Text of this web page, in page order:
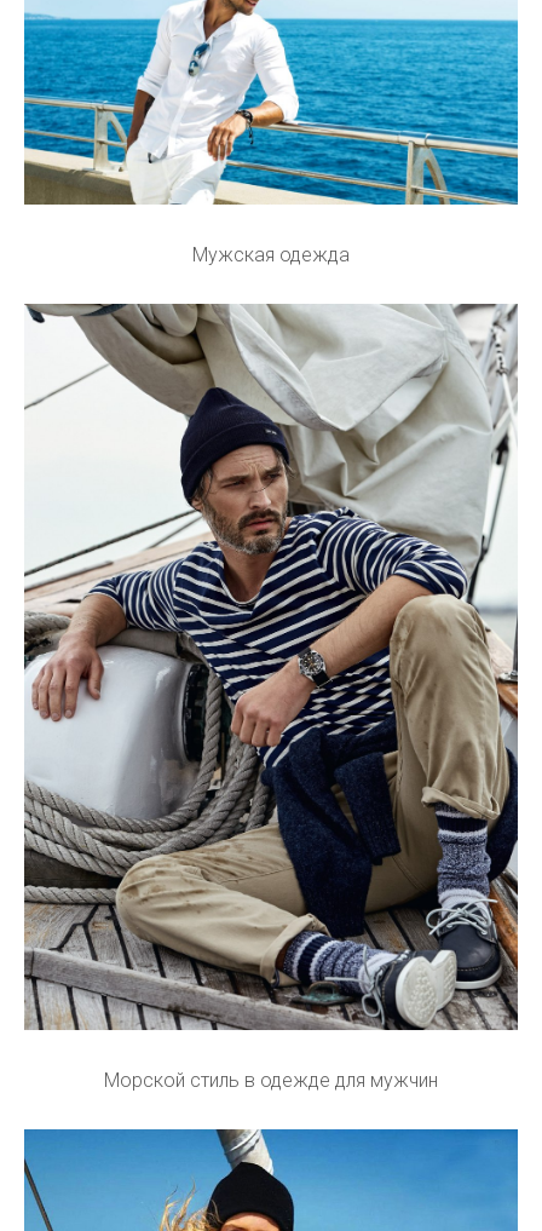
Мужская одежда
Морской стиль в одежде для мужчин